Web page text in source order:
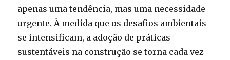
apenas uma tendência, mas uma necessidade
urgente. À medida que os desafios ambientais
se intensificam, a adoção de práticas
sustentáveis na construção se torna cada vez